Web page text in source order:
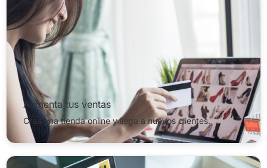
Aumenta tus ventas
Crea una tienda online y llega a nuevos clientes.